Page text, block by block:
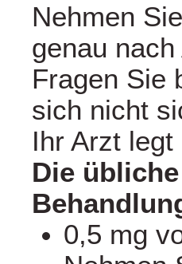
Nehmen
genau
Fragen Sie
sich nicht
Ihr Arzt
Die
0,5 mg